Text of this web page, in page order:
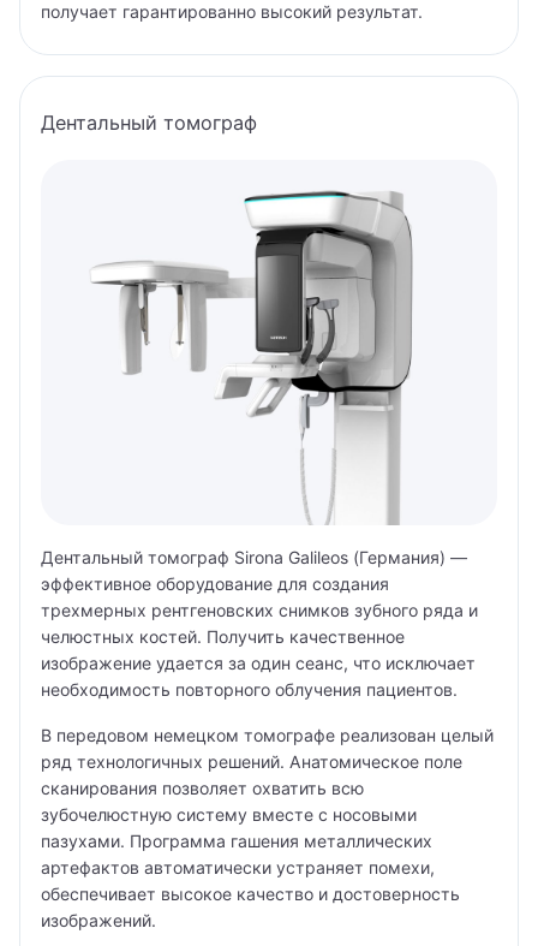
получает гарантированно высокий результат.
Дентальный томограф
Дентальный томограф Sirona Galileos (Германия) —
эффективное оборудование для создания
трехмерных рентгеновских снимков зубного ряда и
челюстных костей. Получить качественное
изображение удается за один сеанс, что исключает
необходимость повторного облучения пациентов.
В передовом немецком томографе реализован целый
ряд технологичных решений. Анатомическое поле
сканирования позволяет охватить всю
зубочелюстную систему вместе с носовыми
пазухами. Программа гашения металлических
артефактов автоматически устраняет помехи,
обеспечивает высокое качество и достоверность
изображений.
Записаться на прием
Администратор ответит на все ваши вопросы и
поможет записаться на прием к специалисту
Врач
Алексеев Григорий Максимович
Бирюкова Ульяна Викторовна
Гончарова Екатерина Даниэльевна
Журавлёва Ирина Артёмовна
Золотов Александр Олегович
Котова Арина Александровна
Телефон
Клиника на Беговой
Клиника на Белорусской
Клиника на Вернадского
Клиника на Полежаевском
Направление
Абдоминальный хирург
Акушер
Акушерка
Я даю согласие наобработку персональных данных
Мы свяжемся с вами в ближайшее время
Имя
Телефон
Отправить
Вызвать врача на дом
Оставьте Ваши контактные данные, и мы перезвоним
Телефон
Адрес
Врач
Алексеев Григорий Максимович
Бирюкова Ульяна Викторовна
Журавлёва Ирина Артёмовна
Котова Арина Александровна
Сообщение